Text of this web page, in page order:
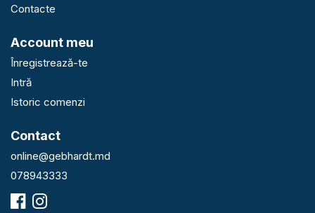
Contacte
Account meu
Înregistrează-te
Intră
Istoric comenzi
Contact
online@gebhardt.md
078943333